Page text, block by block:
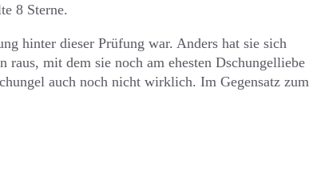
8 Sterne.
hinter dieser Prüfung war. Anders hat sie sich
mit dem sie noch am ehesten Dschungelliebe
auch noch nicht wirklich. Im Gegensatz zum